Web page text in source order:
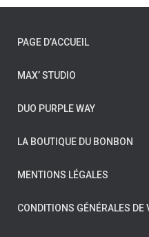
PAGE D’ACCUEIL
MAX’ STUDIO
DUO PURPLE WAY
LA BOUTIQUE DU BONBON
MENTIONS LÉGALES
CONDITIONS GÉNÉRALES DE